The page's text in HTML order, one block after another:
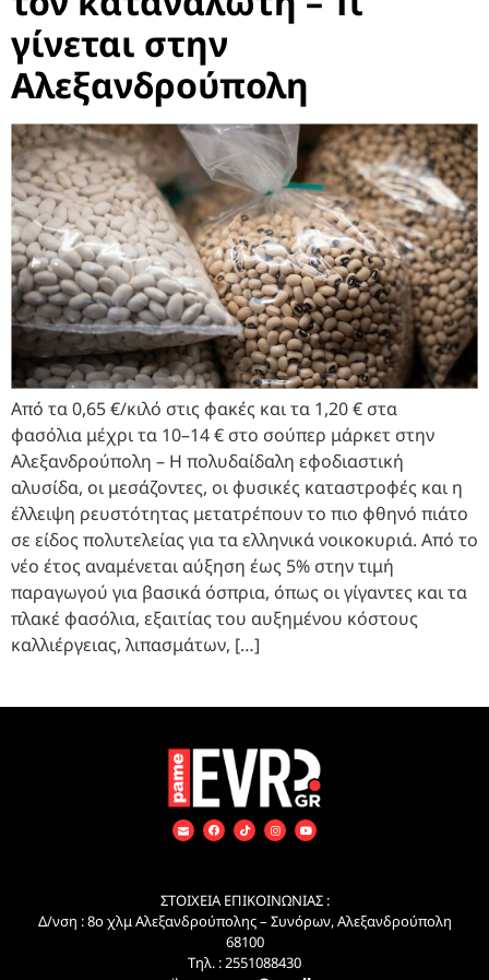
γίνεται στην
Αλεξανδρούπολη
Από τα 0,65 €/κιλό στις φακές και τα 1,20 € στα
φασόλια μέχρι τα 10–14 € στο σούπερ μάρκετ στην
Αλεξανδρούπολη – Η πολυδαίδαλη εφοδιαστική
αλυσίδα, οι μεσάζοντες, οι φυσικές καταστροφές και η
έλλειψη ρευστότητας μετατρέπουν το πιο φθηνό πιάτο
σε είδος πολυτελείας για τα ελληνικά νοικοκυριά. Από το
νέο έτος αναμένεται αύξηση έως 5% στην τιμή
παραγωγού για βασικά όσπρια, όπως οι γίγαντες και τα
πλακέ φασόλια, εξαιτίας του αυξημένου κόστους
καλλιέργειας, λιπασμάτων, […]
ΣΤΟΙΧΕΙΑ ΕΠΙΚΟΙΝΩΝΙΑΣ :
Δ/νση : 8ο χλμ Αλεξανδρούπολης – Συνόρων, Αλεξανδρούπολη
68100
Τηλ. : 2551088430